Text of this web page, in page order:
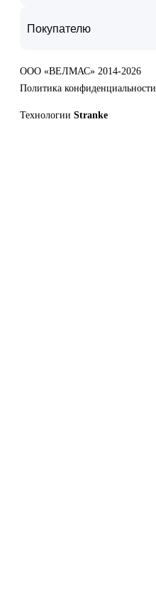
Покупателю
ООО «ВЕЛМАС» 2014-2026
Политика конфиденциальности
Технологии Stranke